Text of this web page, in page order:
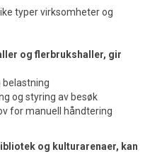
typer virksomheter og
og flerbrukshaller, gir
belastning
og styring av besøk
for manuell håndtering
og kulturarenaer, kan